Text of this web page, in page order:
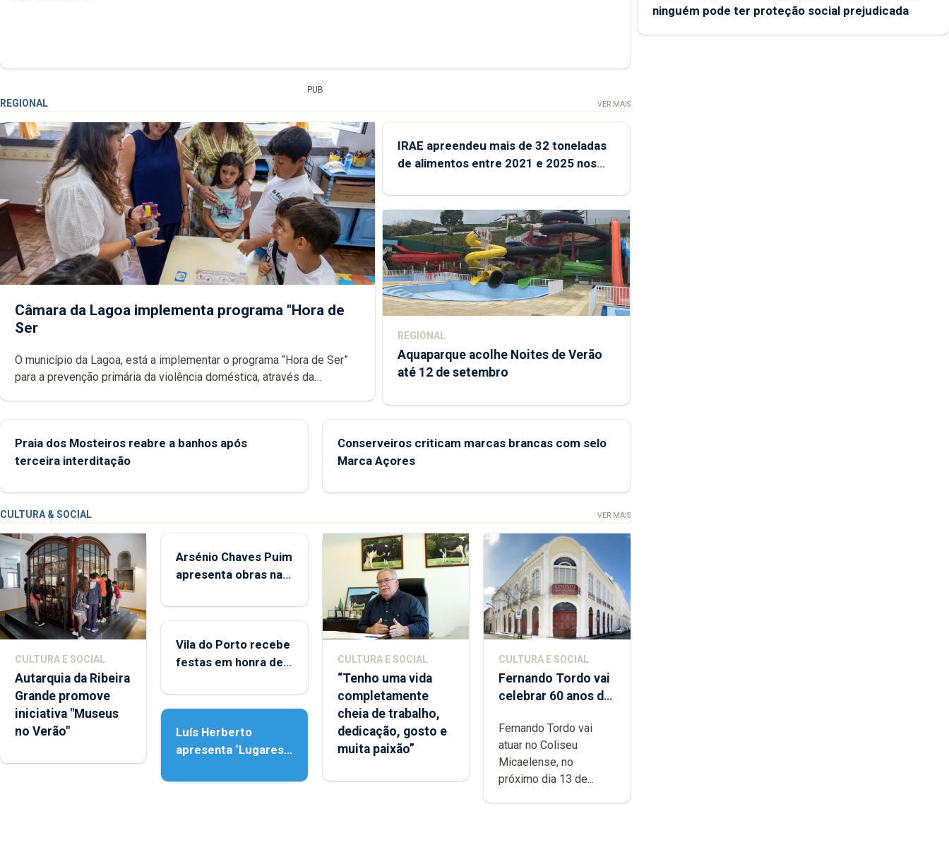
PUB
REGIONAL VER MAIS
Câmara da Lagoa implementa programa "Hora de
Ser
O município da Lagoa, está a implementar o programa “Hora de Ser”
para a prevenção primária da violência doméstica, através da
IRAE apreendeu mais de 32 toneladas
de alimentos entre 2021 e 2025 nos
REGIONAL
Aquaparque acolhe Noites de Verão
até 12 de setembro
Praia dos Mosteiros reabre a banhos após
terceira interditação
Conserveiros criticam marcas brancas com selo
Marca Açores
CULTURA & SOCIAL VER MAIS
CULTURA E SOCIAL
Autarquia da Ribeira
Grande promove
iniciativa "Museus
no Verão"
Arsénio Chaves Puim
apresenta obras na
Porto
Vila do Porto recebe
festas em honra de
Assunção
Luís Herberto
apresenta ‘Lugares
CULTURA E SOCIAL
“Tenho uma vida
completamente
cheia de trabalho,
dedicação, gosto e
muita paixão”
CULTURA E SOCIAL
Fernando Tordo vai
celebrar 60 anos de
Micaelense
Fernando Tordo vai
atuar no Coliseu
Micaelense, no
próximo dia 13 de...
ninguém pode ter proteção social prejudicada